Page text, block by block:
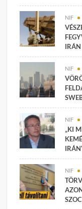
NIF
NIF
NIF
„KI
NIF